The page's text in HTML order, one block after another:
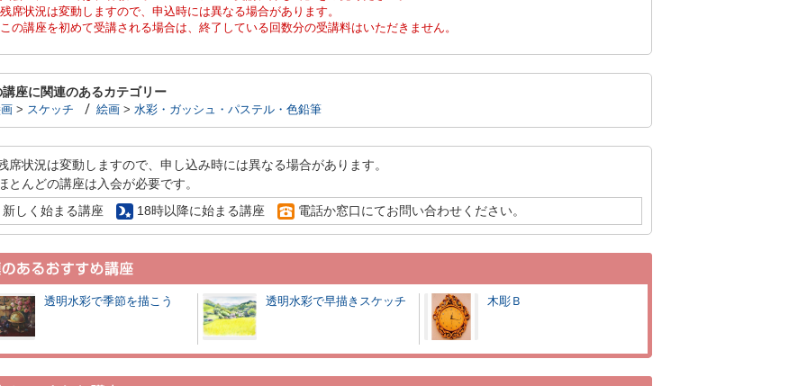
残席状況は変動しますので、申込時には異なる場合があります。
この講座を初めて受講される場合は、終了している回数分の受講料はいただきません。
講座に関連のあるカテゴリー
> スケッチ 絵画 > 水彩・ガッシュ・パステル・色鉛筆
席状況は変動しますので、申し込み時には異なる場合があります。
とんどの講座は入会が必要です。
新しく始まる講座
18時以降に始まる講座 電話か窓口にてお問い合わせください。
透明水彩で季節を描こう 透明水彩で早描きスケッチ 木彫Ｂ